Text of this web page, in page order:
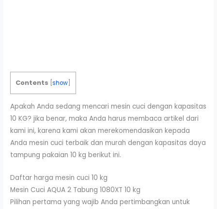
Contents [show
Apakah Anda sedang mencari mesin cuci dengan kapasitas
10 KG? jika benar, maka Anda harus membaca artikel dari
kami ini, karena kami akan merekomendasikan kepada
Anda mesin cuci terbaik dan murah dengan kapasitas daya
tampung pakaian 10 kg berikut ini.
Daftar harga mesin cuci 10 kg
Mesin Cuci AQUA 2 Tabung 1080XT 10 kg
Pilihan pertama yang wajib Anda pertimbangkan untuk